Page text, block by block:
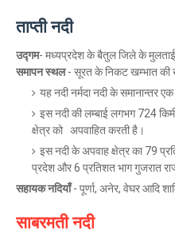
ताप्ती नदी
उद्गम- मध्यप्रदेश के बैतुल जिले के
समापन स्थल- सूरत के निकट खम्भात की
यह नदी नर्मदा नदी के समानान्तर
इस नदी की लम्बाई लगभग 724
क्षेत्रको अपवाहित करती है।
इस नदी के अपवाह क्षेत्र का 79
प्रदेश और 6 प्रतिशत भाग गुजरात
सहायक नदियाँ- पूर्णा, अनेर, वेघर आदि
साबरमती नदी